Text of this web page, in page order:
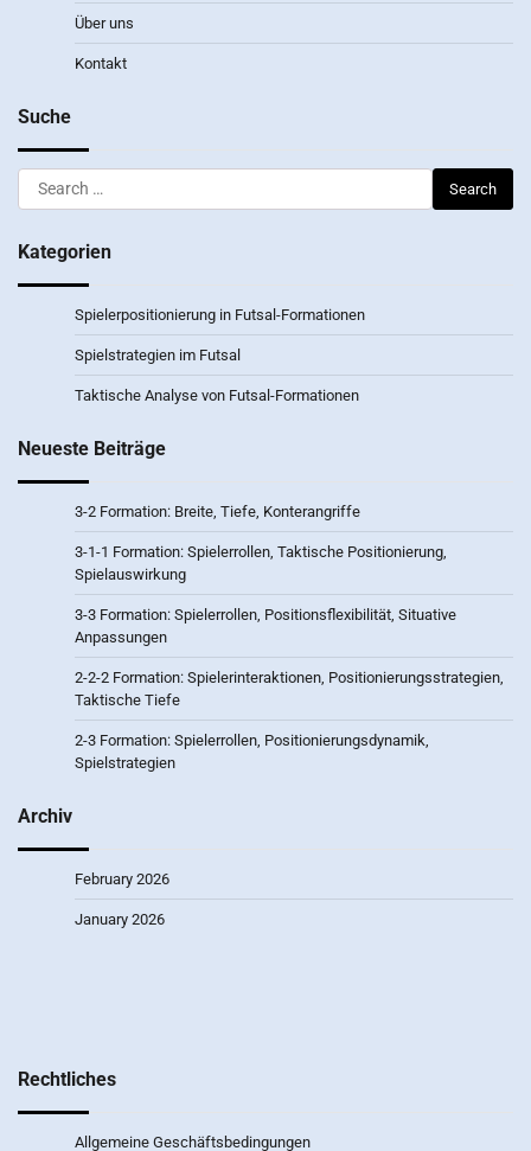
Über uns
Kontakt
Suche
Search
for:
Kategorien
Spielerpositionierung in Futsal-Formationen
Spielstrategien im Futsal
Taktische Analyse von Futsal-Formationen
Neueste Beiträge
3-2 Formation: Breite, Tiefe, Konterangriffe
3-1-1 Formation: Spielerrollen, Taktische Positionierung,
Spielauswirkung
3-3 Formation: Spielerrollen, Positionsflexibilität, Situative
Anpassungen
2-2-2 Formation: Spielerinteraktionen, Positionierungsstrategien,
Taktische Tiefe
2-3 Formation: Spielerrollen, Positionierungsdynamik,
Spielstrategien
Archiv
February 2026
January 2026
Rechtliches
Allgemeine Geschäftsbedingungen